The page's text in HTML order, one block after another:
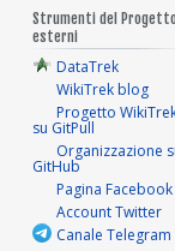
Strumenti del Progetto
esterni
DataTrek
WikiTrek blog
Progetto
su GitPull
Organizzazione
GitHub
Pagina Facebook
Account Twitter
Canale Telegram